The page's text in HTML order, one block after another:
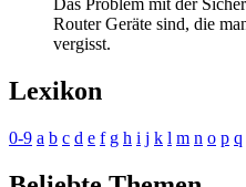
Das Problem mit der
Router Geräte sind, die
vergisst.
Lexikon
0-9 a b c d e f g h i j k l m n o p q